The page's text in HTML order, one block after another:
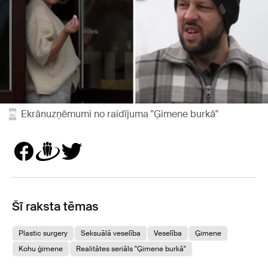
Ekrānuzņēmumi no raidījuma "Ģimene burkā"
Šī raksta tēmas
Plastic surgery Seksuālā veselība Veselība
Ģimene
Kohu ģimene
Realitātes seriāls "Ģimene burkā"